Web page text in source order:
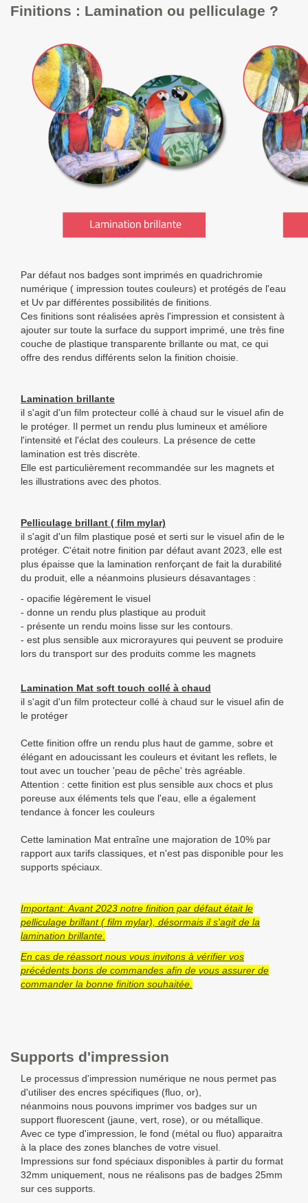
v
Finitions : Lamination ou pelliculage ?
Par défaut nos badges sont imprimés en quadrichromie
numérique ( impression toutes couleurs) et protégés de l'eau
et Uv par différentes possibilités de finitions.
Ces finitions sont réalisées après l'impression et consistent à
ajouter sur toute la surface du support imprimé, une très fine
couche de plastique transparente brillante ou mat, ce qui
offre des rendus différents selon la finition choisie.
Lamination brillante
il s'agit d'un film protecteur collé à chaud sur le visuel afin de
le protéger. Il permet un rendu plus lumineux et améliore
l'intensité et l'éclat des couleurs. La présence de cette
lamination est très discrète.
Elle est particulièrement recommandée sur les magnets et
les illustrations avec des photos.
Pelliculage brillant ( film mylar)
il s'agit d'un film plastique posé et serti sur le visuel afin de le
protéger. C'était notre finition par défaut avant 2023, elle est
plus épaisse que la lamination renforçant de fait la durabilité
du produit, elle a néanmoins plusieurs désavantages :
- opacifie légèrement le visuel
- donne un rendu plus plastique au produit
- présente un rendu moins lisse sur les contours.
- est plus sensible aux microrayures qui peuvent se produire
lors du transport sur des produits comme les magnets
Lamination Mat soft touch collé à chaud
il s'agit d'un film protecteur collé à chaud sur le visuel afin de
le protéger
Cette finition offre un rendu plus haut de gamme, sobre et
élégant en adoucissant les couleurs et évitant les reflets, le
tout avec un toucher 'peau de pêche' très agréable.
Attention : cette finition est plus sensible aux chocs et plus
poreuse aux éléments tels que l'eau, elle a également
tendance à foncer les couleurs
Cette lamination Mat entraîne une majoration de 10% par
rapport aux tarifs classiques, et n'est pas disponible pour les
supports spéciaux.
Important: Avant 2023 notre finition par défaut était le
pelliculage brillant ( film mylar), désormais il s'agit de la
lamination brillante.
En cas de réassort nous vous invitons à vérifier vos
précédents bons de commandes afin de vous assurer de
commander la bonne finition souhaitée.
Supports d'impression
Le processus d'impression numérique ne nous permet pas
d'utiliser des encres spécifiques (fluo, or),
néanmoins nous pouvons imprimer vos badges sur un
support fluorescent (jaune, vert, rose), or ou métallique.
Avec ce type d'impression, le fond (métal ou fluo) apparaitra
à la place des zones blanches de votre visuel.
Impressions sur fond spéciaux disponibles à partir du format
32mm uniquement, nous ne réalisons pas de badges 25mm
sur ces supports.